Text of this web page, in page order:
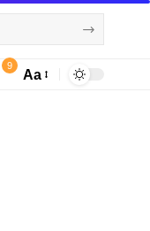
9
Aa